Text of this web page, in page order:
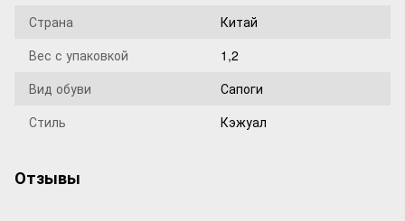
Страна
Китай
Вес с упаковкой
1,2
Вид обуви
Сапоги
Стиль
Кэжуал
Отзывы